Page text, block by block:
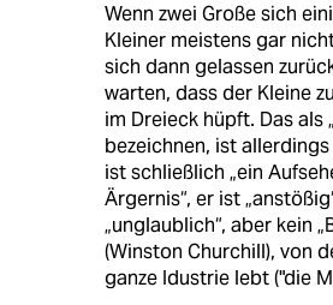
Wenn zwei Große sich
Kleiner meistens gar
sich dann gelassen
warten, dass der Kleine
im Dreieck hüpft. Das als
bezeichnen, ist
ist schließlich „ein
Ärgernis“, er ist
„unglaublich“, aber kein
(Winston Churchill), von
ganze Idustrie lebt ("die